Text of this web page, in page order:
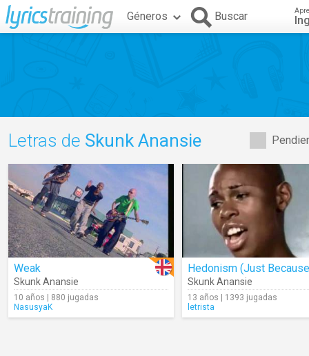
Géneros Buscar
Letras de Skunk Anansie
Weak
Skunk Anansie
10 años | 880 jugadas
NasusyaK
Skunk Anansie
13 años | 1393 jugadas
letrista